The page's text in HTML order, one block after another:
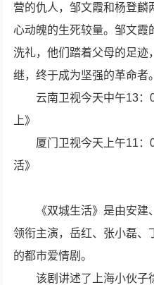
营的仇人，邹文霞和杨登麟
心动魄的生死较量。邹文霞
洗礼，他们踏着父母的足迹
继，终于成为坚强的革命者。
云南卫视今天中午13
上》
厦门卫视今天上午11
活》
《双城生活》是由安
领衔主演，岳红、张小磊、
的都市爱情剧。
该剧讲述了上海小伙子